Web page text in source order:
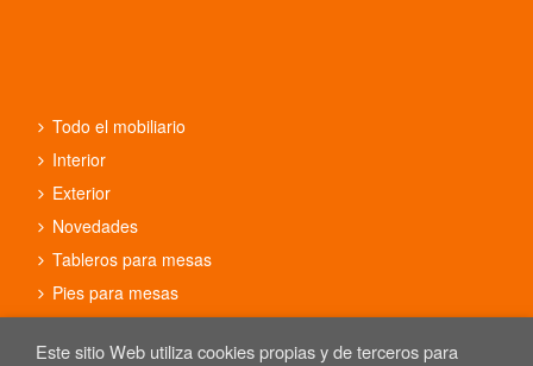
Todo el mobiliario
Interior
Exterior
Novedades
Tableros para mesas
Pies para mesas
Este sitio Web utiliza cookies propias y de terceros para